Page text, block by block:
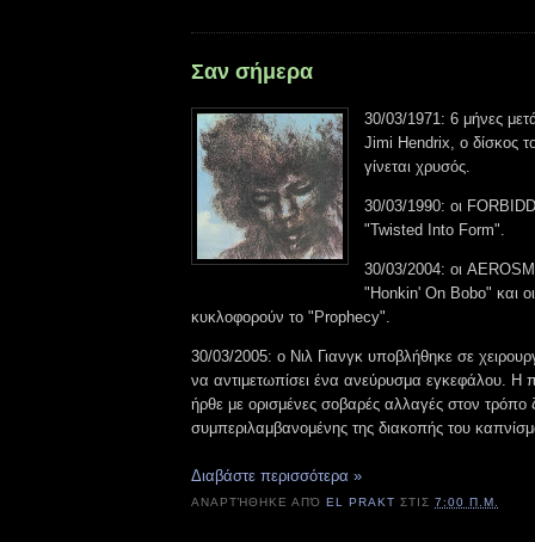
Σαν σήμερα
30/03/1971: 6 μήνες
Jimi Hendrix, ο δίσκος
γίνεται χρυσός.
30/03/1990: οι
"Twisted Into Form".
30/03/2004: οι
"Honkin' On Bobo" και
κυκλοφορούν το "Prophecy".
30/03/2005: ο Νιλ Γιανγκ υποβλήθηκε σε
να αντιμετωπίσει ένα ανεύρυσμα εγκεφάλου.
ήρθε με ορισμένες σοβαρές αλλαγές στον τρόπο
συμπεριλαμβανομένης της διακοπής του
Διαβάστε περισσότερα »
ΑΝΑΡΤΉΘΗΚΕ ΑΠΌEL PRAKT ΣΤΙΣ7:00 Π.Μ.